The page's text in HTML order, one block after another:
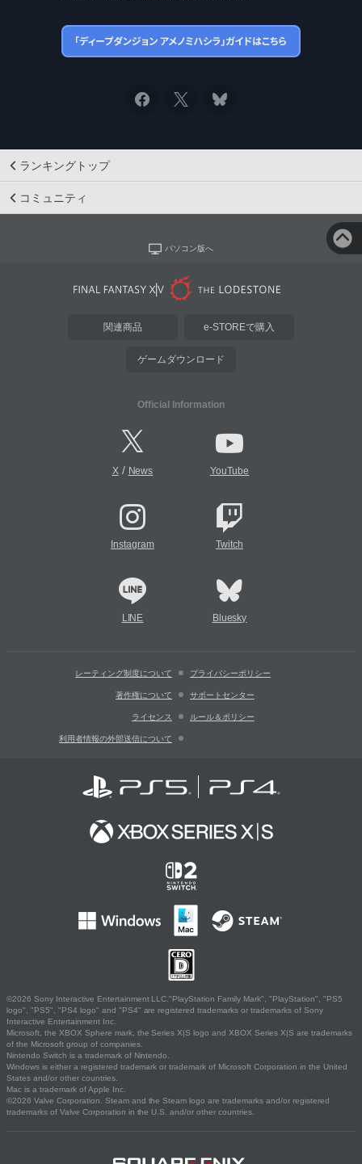
ランキングトップ
コミュニティ
パソコン版へ
関連商品 e-STOREで購入
ゲームダウンロード
Official Information
X/ News YouTube
Instagram Twitch
LINE Bluesky
レーティング制度について プライバシーポリシー
著作権について サポートセンター
ライセンス ルール＆ポリシー
利用者情報の外部送信について
©2026 Sony Interactive Entertainment LLC."PlayStation Family Mark", "PlayStation", "PS5
logo", "PS5", "PS4 logo" and "PS4" are registered trademarks or trademarks of Sony
Interactive Entertainment Inc.
Microsoft, the XBOX Sphere mark, the Series X|S logo and XBOX Series X|S are trademarks
of the Microsoft group of companies.
Nintendo Switch is a trademark of Nintendo.
Windows is either a registered trademark or trademark of Microsoft Corporation in the United
States and/or other countries.
Mac is a trademark of Apple Inc.
©2026 Valve Corporation. Steam and the Steam logo are trademarks and/or registered
trademarks of Valve Corporation in the U.S. and/or other countries.